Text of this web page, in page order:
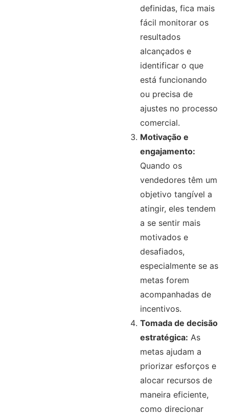
definidas, fica mais
fácil monitorar os
resultados
alcançados e
identificar o que
está funcionando
ou precisa de
ajustes no processo
comercial.
Motivação e
engajamento:
Quando os
vendedores têm um
objetivo tangível a
atingir, eles tendem
a se sentir mais
motivados e
desafiados,
especialmente se as
metas forem
acompanhadas de
incentivos.
Tomada de decisão
estratégica: As
metas ajudam a
priorizar esforços e
alocar recursos de
maneira eficiente,
como direcionar